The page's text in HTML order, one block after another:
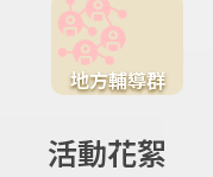
地方輔導群
活動花絮